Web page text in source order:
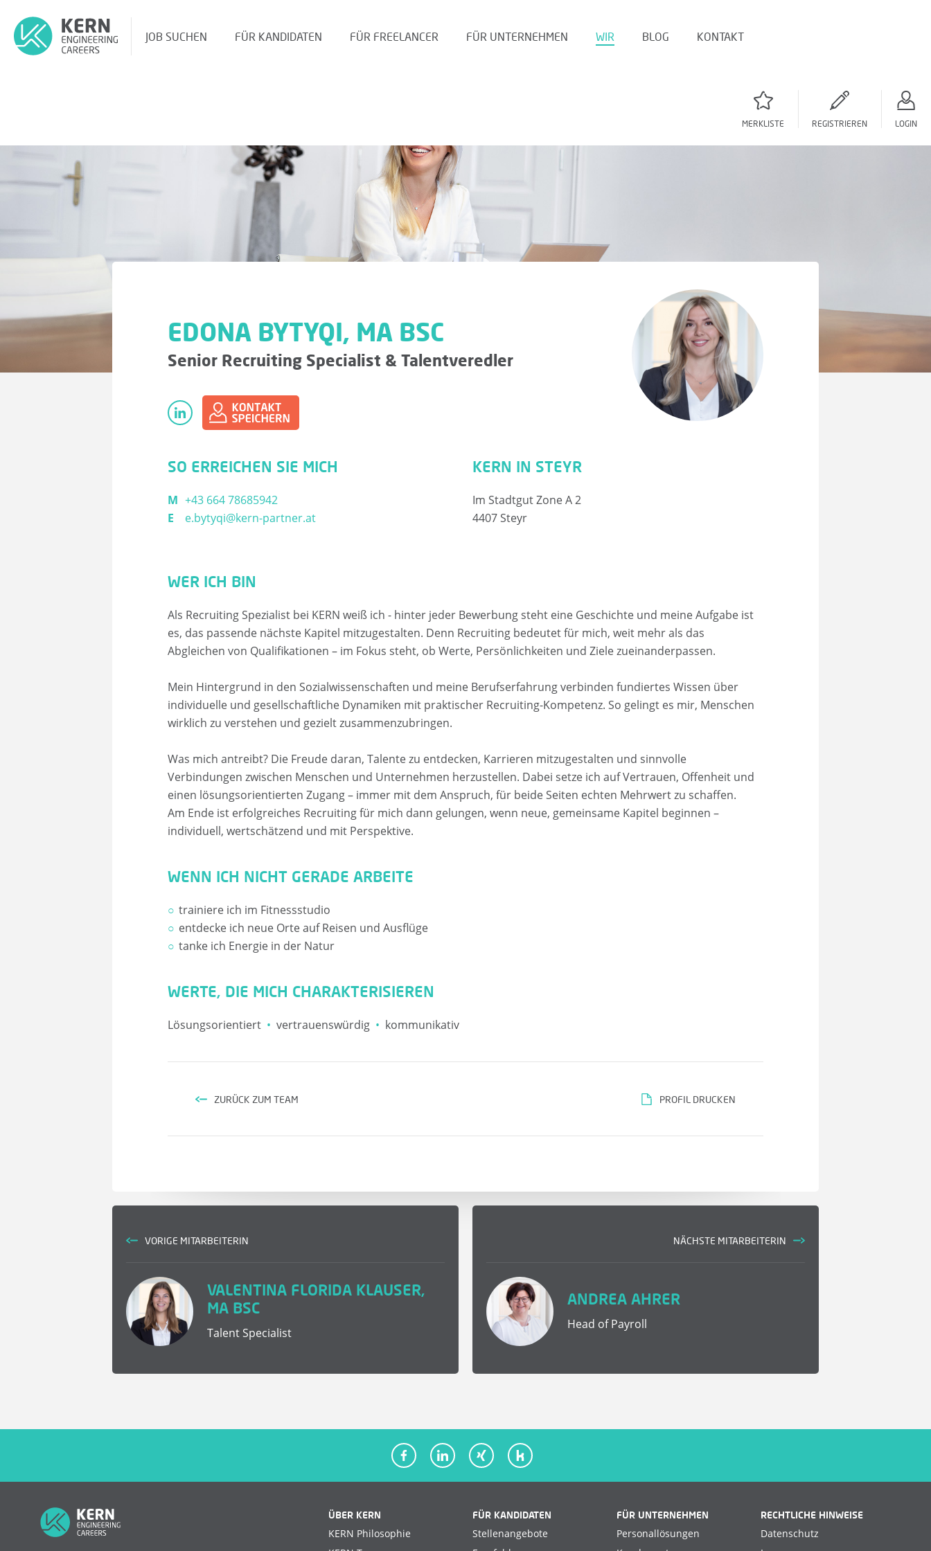
JOB SUCHEN FÜR KANDIDATEN FÜR FREELANCER FÜR UNTERNEHMEN WIR BLOG KONTAKT
MERKLISTE REGISTRIEREN LOGIN
EDONA BYTYQI, MA BSC
Senior Recruiting Specialist & Talentveredler
SO ERREICHEN SIE MICH
M +43 664 78685942
E
e.bytyqi@kern-partner.at
KERN IN STEYR
Im Stadtgut Zone A 2
4407 Steyr
WER ICH BIN
Als Recruiting Spezialist bei KERN weiß ich - hinter jeder Bewerbung steht eine Geschichte und meine Aufgabe ist
es, das passende nächste Kapitel mitzugestalten. Denn Recruiting bedeutet für mich, weit mehr als das
Abgleichen von Qualifikationen – im Fokus steht, ob Werte, Persönlichkeiten und Ziele zueinanderpassen.
Mein Hintergrund in den Sozialwissenschaften und meine Berufserfahrung verbinden fundiertes Wissen über
individuelle und gesellschaftliche Dynamiken mit praktischer Recruiting-Kompetenz. So gelingt es mir, Menschen
wirklich zu verstehen und gezielt zusammenzubringen.
Was mich antreibt? Die Freude daran, Talente zu entdecken, Karrieren mitzugestalten und sinnvolle
Verbindungen zwischen Menschen und Unternehmen herzustellen. Dabei setze ich auf Vertrauen, Offenheit und
einen lösungsorientierten Zugang – immer mit dem Anspruch, für beide Seiten echten Mehrwert zu schaffen.
Am Ende ist erfolgreiches Recruiting für mich dann gelungen, wenn neue, gemeinsame Kapitel beginnen –
individuell, wertschätzend und mit Perspektive.
WENN ICH NICHT GERADE ARBEITE
trainiere ich im Fitnessstudio
entdecke ich neue Orte auf Reisen und Ausflüge
tanke ich Energie in der Natur
WERTE, DIE MICH CHARAKTERISIEREN
Lösungsorientiert vertrauenswürdig kommunikativ
ZURÜCK ZUM TEAM PROFIL DRUCKEN
VORIGE MITARBEITERIN
VALENTINA FLORIDA KLAUSER,
MA BSC
Talent Specialist
NÄCHSTE MITARBEITERIN
ANDREA AHRER
Head of Payroll
ÜBER KERN
KERN Philosophie
FÜR KANDIDATEN
Stellenangebote
FÜR UNTERNEHMEN
Personallösungen
RECHTLICHE HINWEISE
Datenschutz